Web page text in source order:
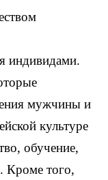
индивидами.
мужчины и
культуре
обучение,
Кроме того,